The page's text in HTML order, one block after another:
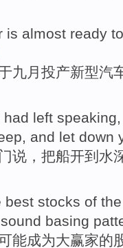
is almost ready
九月 投产新型汽
had left speaking
, and let down
说 ， 把船开到 水
best stocks of
basing
能成为大赢家的